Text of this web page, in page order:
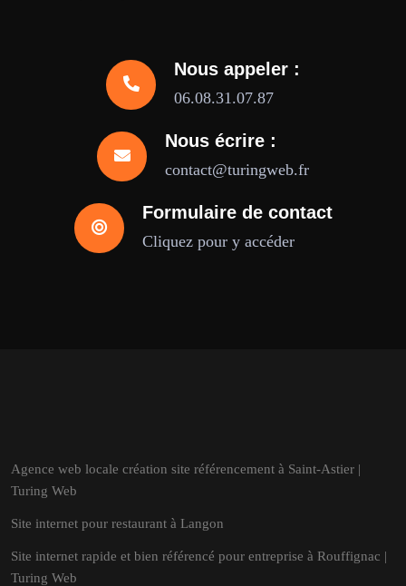
Nous appeler :
06.08.31.07.87
Nous écrire :
contact@turingweb.fr
Formulaire de contact
Cliquez pour y accéder
Agence web locale création site référencement à Saint-Astier |
Turing Web
Site internet pour restaurant à Langon
Site internet rapide et bien référencé pour entreprise à Rouffignac |
Turing Web